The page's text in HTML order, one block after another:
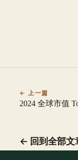
← 上一篇
2024 全球市值
← 回到全部文